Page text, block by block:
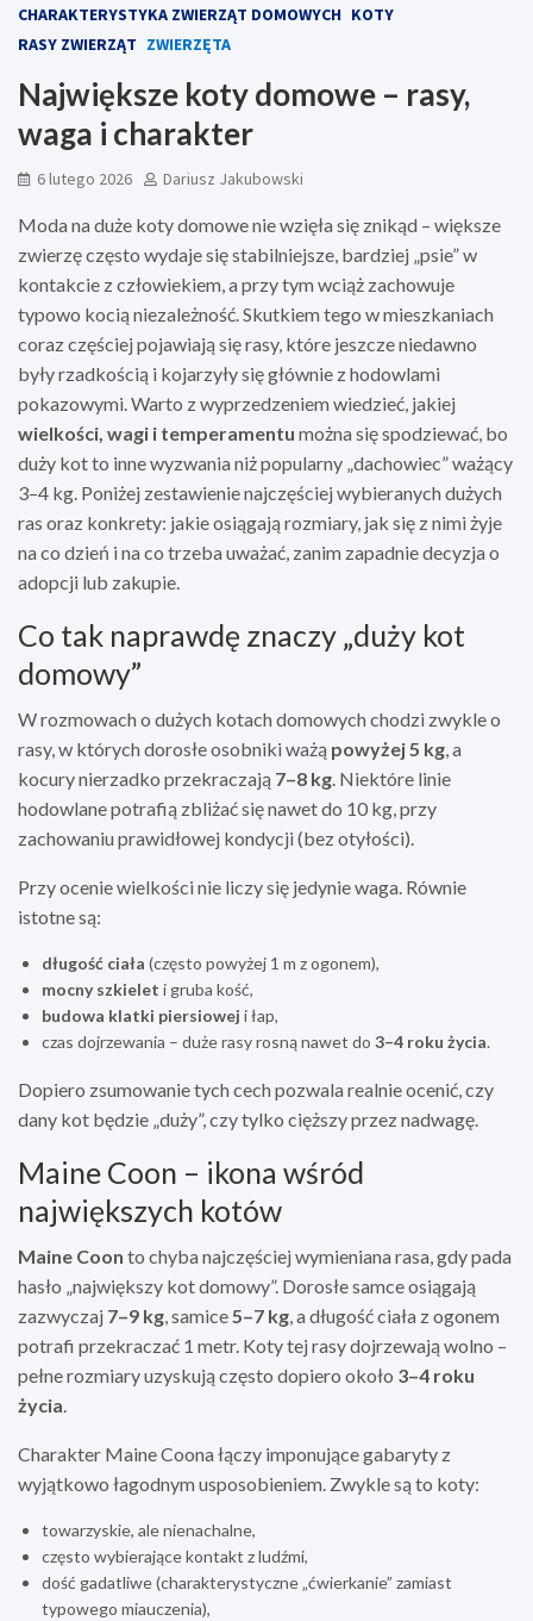
CHARAKTERYSTYKA ZWIERZĄT DOMOWYCH KOTY
RASY ZWIERZĄT ZWIERZĘTA
Największe koty domowe – rasy,
waga i charakter
6 lutego 2026 Dariusz Jakubowski
Moda na duże koty domowe nie wzięła się znikąd – większe
zwierzę często wydaje się stabilniejsze, bardziej „psie” w
kontakcie z człowiekiem, a przy tym wciąż zachowuje
typowo kocią niezależność. Skutkiem tego w mieszkaniach
coraz częściej pojawiają się rasy, które jeszcze niedawno
były rzadkością i kojarzyły się głównie z hodowlami
pokazowymi. Warto z wyprzedzeniem wiedzieć, jakiej
wielkości, wagi i temperamentu można się spodziewać, bo
duży kot to inne wyzwania niż popularny „dachowiec” ważący
3–4 kg. Poniżej zestawienie najczęściej wybieranych dużych
ras oraz konkrety: jakie osiągają rozmiary, jak się z nimi żyje
na co dzień i na co trzeba uważać, zanim zapadnie decyzja o
adopcji lub zakupie.
Co tak naprawdę znaczy „duży kot
domowy”
W rozmowach o dużych kotach domowych chodzi zwykle o
rasy, w których dorosłe osobniki ważą powyżej 5 kg, a
kocury nierzadko przekraczają 7–8 kg. Niektóre linie
hodowlane potrafią zbliżać się nawet do 10 kg, przy
zachowaniu prawidłowej kondycji (bez otyłości).
Przy ocenie wielkości nie liczy się jedynie waga. Równie
istotne są:
długość ciała (często powyżej 1 m z ogonem),
mocny szkielet i gruba kość,
budowa klatki piersiowej i łap,
czas dojrzewania – duże rasy rosną nawet do 3–4 roku życia.
Dopiero zsumowanie tych cech pozwala realnie ocenić, czy
dany kot będzie „duży”, czy tylko cięższy przez nadwagę.
Maine Coon – ikona wśród
największych kotów
Maine Coon to chyba najczęściej wymieniana rasa, gdy pada
hasło „największy kot domowy”. Dorosłe samce osiągają
zazwyczaj 7–9 kg, samice5–7 kg, a długość ciała z ogonem
potrafi przekraczać 1 metr. Koty tej rasy dojrzewają wolno –
pełne rozmiary uzyskują często dopiero około 3–4 roku
życia.
Charakter Maine Coona łączy imponujące gabaryty z
wyjątkowo łagodnym usposobieniem. Zwykle są to koty:
towarzyskie, ale nienachalne,
często wybierające kontakt z ludźmi,
dość gadatliwe (charakterystyczne „ćwierkanie” zamiast
typowego miauczenia),